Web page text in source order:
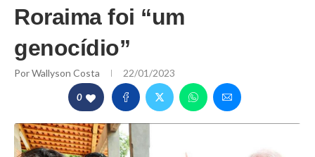
Roraima foi “um
genocídio”
PorWallyson Costa 22/01/2023
0